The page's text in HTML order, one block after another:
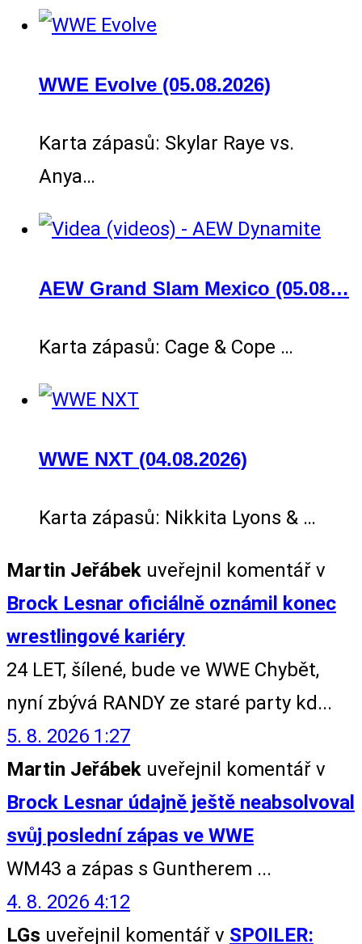
WWE Evolve (05.08.2026)
Karta zápasů: Skylar Raye vs.
Anya…
AEW Grand Slam Mexico (05.08…
Karta zápasů: Cage & Cope …
WWE NXT (04.08.2026)
Karta zápasů: Nikkita Lyons & …
Martin Jeřábek uveřejnil komentář v
Brock Lesnar oficiálně oznámil konec
wrestlingové kariéry
24 LET, šílené, bude ve WWE Chybět,
nyní zbývá RANDY ze staré party kd...
5. 8. 2026 1:27
Martin Jeřábek uveřejnil komentář v
Brock Lesnar údajně ještě neabsolvoval
svůj poslední zápas ve WWE
WM43 a zápas s Guntherem ...
4. 8. 2026 4:12
LGs uveřejnil komentář v SPOILER: